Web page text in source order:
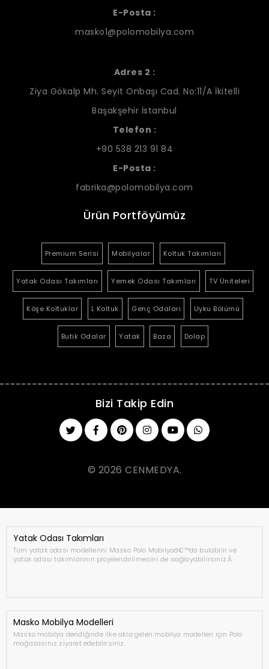
E-Posta :
masko1@polomobilya.com
Adres 2 :
Ziya Gökalp Mh. Seyit Onbaşı Cad. No:11/A İkitelli
Başakşehir İstanbul
Telefon :
+90 538 213 91 84
E-Posta :
fabrika@polomobilya.com
Ürün Portföyümüz
Premium Serisi Mobilyalar Koltuk Takımları
Yatak Odası Takımları Yemek Odası Takımları TV Üniteleri
Köşe Koltuklar L Koltuk Genç Odaları Uyku Bölümü
Butik Odalar Yatak Baza Dolap
Bizi Takip Edin
© 2026 CENMEDYA.
Yatak Odası Takımları
Tüm yatak odası modellerini Masko Polo Mobilyaâ€™da bulabilir ve
yatak odası takımlarının projelendirilmesini de sağlayabilirsiniz.Â
Masko Mobilya Modelleri
Masko mobilya dendiğinde ilke akla gelen mobilya modelleri için Polo
mağazasınız ziyaret edebilirsiniz.